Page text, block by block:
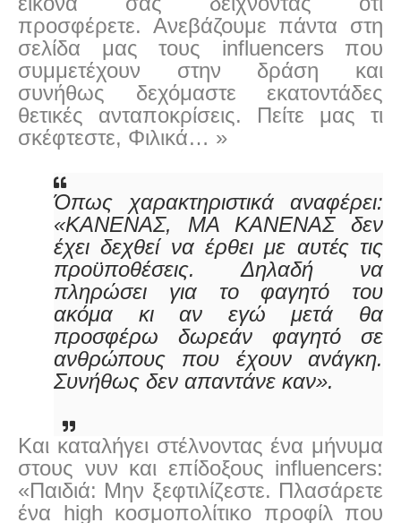
προσφέρετε. Ανεβάζουμε πάντα στη
σελίδα μας τους influencers που
συμμετέχουν στην δράση και
συνήθως δεχόμαστε εκατοντάδες
θετικές ανταποκρίσεις. Πείτε μας τι
σκέφτεστε, Φιλικά… »
Όπως χαρακτηριστικά αναφέρει:
«ΚΑΝΕΝΑΣ, ΜΑ ΚΑΝΕΝΑΣ δεν
έχει δεχθεί να έρθει με αυτές τις
προϋποθέσεις. Δηλαδή να
πληρώσει για το φαγητό του
ακόμα κι αν εγώ μετά θα
προσφέρω δωρεάν φαγητό σε
ανθρώπους που έχουν ανάγκη.
Συνήθως δεν απαντάνε καν».
Και καταλήγει στέλνοντας ένα μήνυμα
στους νυν και επίδοξους influencers:
«Παιδιά: Μην ξεφτιλίζεστε. Πλασάρετε
ένα high κοσμοπολίτικο προφίλ που